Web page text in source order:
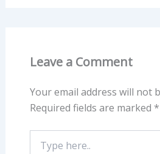
Leave a Comment
Your email address will not
Required fields are marked *
here..